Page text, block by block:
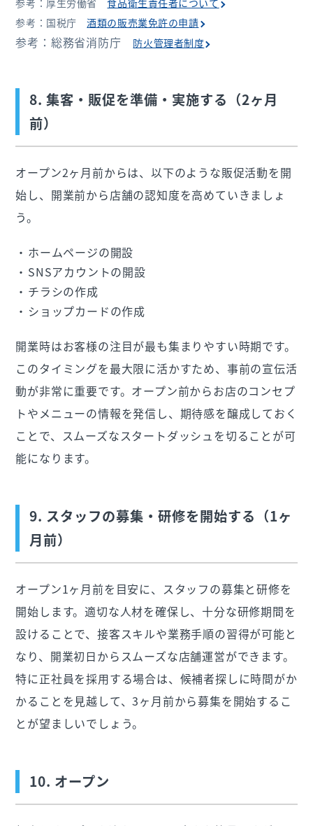
参考：国税庁酒類の販売業免許の申請
参考：総務省消防庁 防火管理者制度
8. 集客・販促を準備・実施する（2ヶ月
前）
オープン2ヶ月前からは、以下のような販促活動を開
始し、開業前から店舗の認知度を高めていきましょ
う。
ホームページの開設
SNSアカウントの開設
チラシの作成
ショップカードの作成
開業時はお客様の注目が最も集まりやすい時期です。
このタイミングを最大限に活かすため、事前の宣伝活
動が非常に重要です。オープン前からお店のコンセプ
トやメニューの情報を発信し、期待感を醸成しておく
ことで、スムーズなスタートダッシュを切ることが可
能になります。
9. スタッフの募集・研修を開始する（1ヶ
月前）
オープン1ヶ月前を目安に、スタッフの募集と研修を
開始します。適切な人材を確保し、十分な研修期間を
設けることで、接客スキルや業務手順の習得が可能と
なり、開業初日からスムーズな店舗運営ができます。
特に正社員を採用する場合は、候補者探しに時間がか
かることを見越して、3ヶ月前から募集を開始するこ
とが望ましいでしょう。
10. オープン